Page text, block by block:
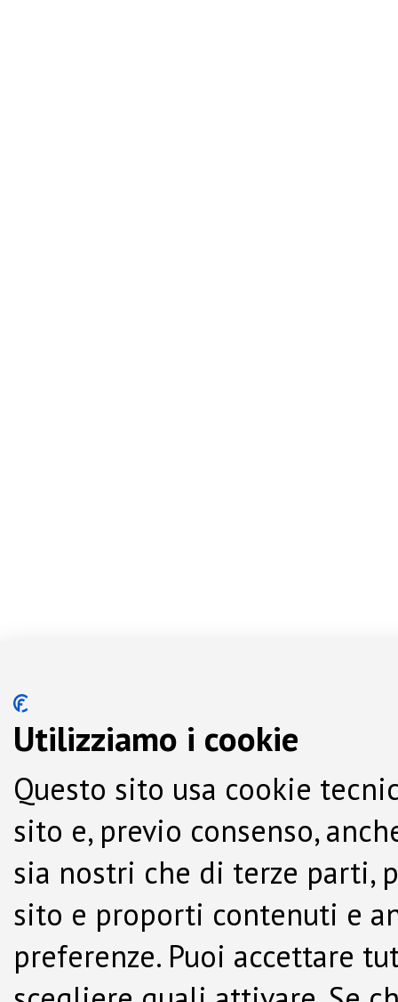
Utilizziamo i cookie
Questo sito usa cookie
sito e, previo consenso,
sia nostri che di terze parti,
sito e proporti contenuti e
preferenze. Puoi accettare